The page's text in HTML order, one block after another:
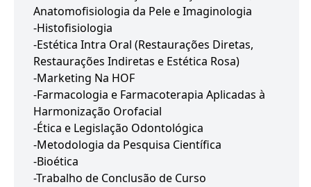
Anatomofisiologia da Pele e Imaginologia
-Histofisiologia
-Estética Intra Oral (Restaurações Diretas,
Restaurações Indiretas e Estética Rosa)
-Marketing Na HOF
-Farmacologia e Farmacoterapia Aplicadas à
Harmonização Orofacial
-Ética e Legislação Odontológica
-Metodologia da Pesquisa Científica
-Bioética
-Trabalho de Conclusão de Curso